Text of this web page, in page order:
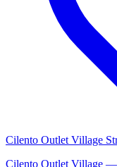
Cilento Outlet Village
Cilento Outlet Village